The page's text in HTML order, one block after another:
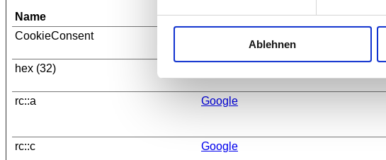
Ablehnen
Name Anbieter
CookieConsent
hex (32)
rc::a Google
rc::c Google